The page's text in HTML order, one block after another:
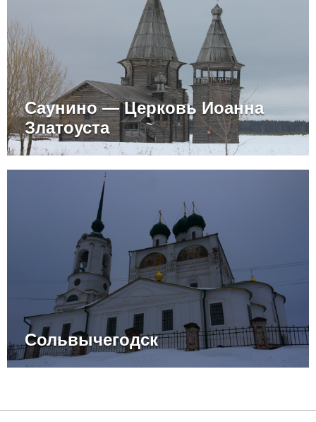
Саунино — Церковь Иоанна
Златоуста
Сольвычегодск